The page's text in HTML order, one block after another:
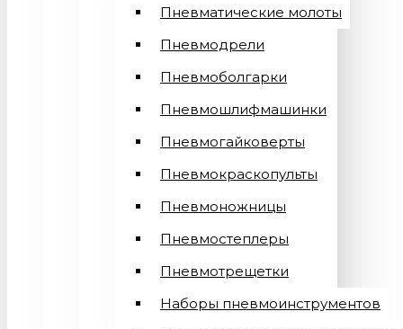
Пневматические молоты
Пневмодрели
Пневмоболгарки
Пневмошлифмашинки
Пневмогайковерты
Пневмокраскопульты
Пневмоножницы
Пневмостеплеры
Пневмотрещетки
Наборы пневмоинструментов